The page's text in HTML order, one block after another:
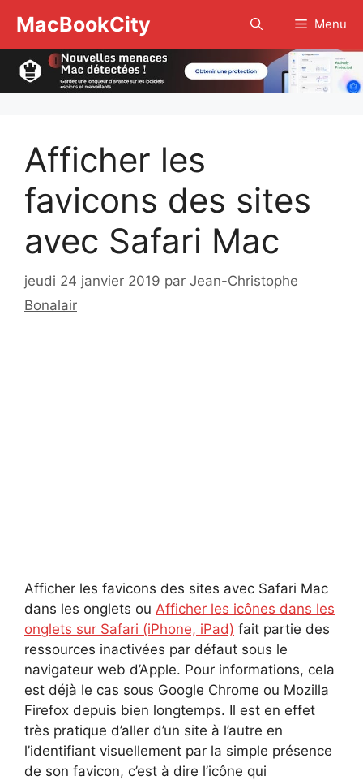
contenu
MacBookCity Menu
Afficher les
favicons des sites
avec Safari Mac
jeudi 24 janvier 2019 par Jean-Christophe
Bonalair
Afficher les favicons des sites avec Safari Mac
dans les onglets ou Afficher les icônes dans les
onglets sur Safari (iPhone, iPad) fait partie des
ressources inactivées par défaut sous le
navigateur web d’Apple. Pour informations, cela
est déjà le cas sous Google Chrome ou Mozilla
Firefox depuis bien longtemps. Il est en effet
très pratique d’aller d’un site à l’autre en
l’identifiant visuellement par la simple présence
de son favicon, c’est à dire l’icône qui